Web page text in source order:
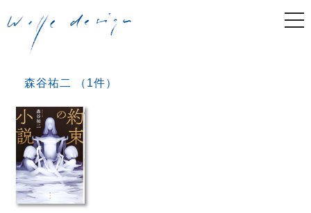
森谷祐二 （1件）